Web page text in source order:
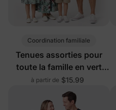
Coordination familiale
Tenues assorties pour
toute la famille en vert
clair
à partir de $15.99